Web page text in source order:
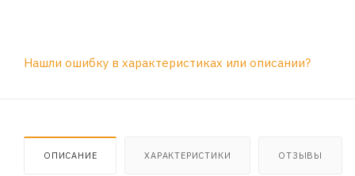
Нашли ошибку в характеристиках или описании?
ОПИСАНИЕ ХАРАКТЕРИСТИКИ ОТЗЫВЫ